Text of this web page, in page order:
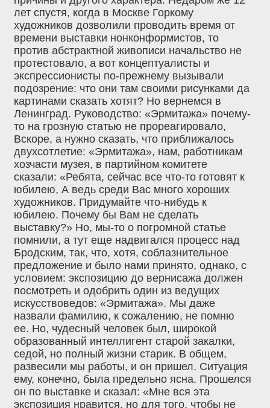
лет спустя, когда в Москве Горкому
художников дозволили проводить время от
времени выставки нонконформистов, то
против абстрактной живописи начальство не
протестовало, а вот концептуалисты и
экспрессионисты по-прежнему вызывали
подозрение: что они там своими рисунками да
картинами сказать хотят? Но вернемся в
Ленинград. Руководство: «Эрмитажа» почему-
то на грозную статью не прореагировало,
Вскоре, а нужно сказать, что приближалось
двухсотлетие: «Эрмитажа», нам, работникам
хозчасти музея, в партийном комитете
сказали: «Ребята, сейчас все что-то готовят к
юбилею, А ведь среди Вас много хороших
художников. Придумайте что-нибудь к
юбилею. Почему бы Вам не сделать
выставку?» Но, мы-то о погромной статье
помнили, а тут еще надвигался процесс над
Бродским, так, что, хотя, соблазнительное
предложение и было нами принято, однако, с
условием: экспозицию до вернисажа должен
посмотреть и одобрить один из ведущих
искусствоведов: «Эрмитажа». Мы даже
назвали фамилию, к сожалению, не помню
ее. Но, чудесный человек был, широкой
образованный интеллигент старой закалки,
седой, но полный жизни старик. В общем,
развесили мы работы, и он пришел. Ситуация
ему, конечно, была предельно ясна. Прошелся
он по выставке и сказал: «Мне вся эта
экспозиция нравится, но для того, чтобы не